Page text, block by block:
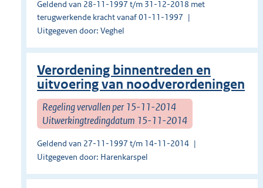
Geldend van 28-11-1997 t/m 31-12-2018 met
terugwerkende kracht vanaf 01-11-1997
Uitgegeven door: Veghel
Verordening binnentreden en
uitvoering van noodverordeningen
Regeling vervallen per 15-11-2014
Uitwerkingtredingdatum 15-11-2014
Geldend van 27-11-1997 t/m 14-11-2014
Uitgegeven door: Harenkarspel